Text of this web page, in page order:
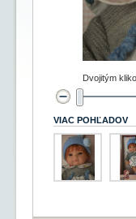
Dvojitým
VIAC POHĽADOV